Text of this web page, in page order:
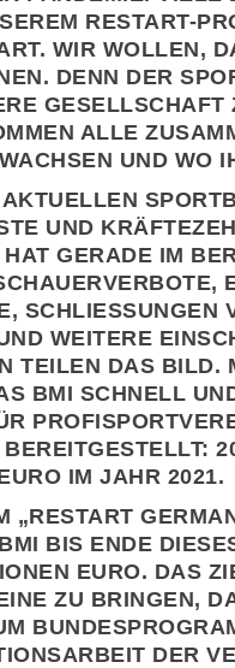
RESTART-
WIR WOLLEN,
DENN DER
ALLE
UND WO
UND
GERADE IM
SCHLIESSUNGEN
WEITERE
DAS BILD.
BMI SCHNELL
IM JAHR 2021.
„RESTART
BIS ENDE
EURO. DAS
ZU BRINGEN,
DER